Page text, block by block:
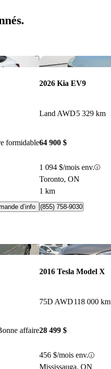
Enregistrer cette annonce
formidable
d’info
2026 Kia EV9
Land AWD5 329 km
64 900 $
1 094 $/mois env.
Toronto, ON
1 km
(855) 758-9030
Enregistrer cette annonce
affaire
2016 Tesla Model X
75D AWD118 000 km
28 499 $
456 $/mois env.
Mississauga, ON